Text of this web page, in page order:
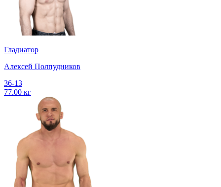
Гладиатор
Алексей Полпудников
36-13
77.00 кг